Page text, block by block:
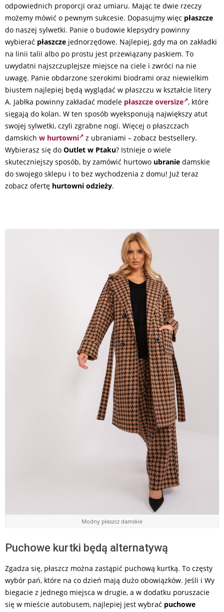
odpowiednich proporcji oraz umiaru. Mając te dwie rzeczy
możemy mówić o pewnym sukcesie. Dopasujmy więc płaszcze
do naszej sylwetki. Panie o budowie klepsydry powinny
wybierać płaszcze jednorzędowe. Najlepiej, gdy ma on zakładki
na linii talii albo po prostu jest przewiązany paskiem. To
uwydatni najszczuplejsze miejsce na ciele i zwróci na nie
uwagę. Panie obdarzone szerokimi biodrami oraz niewielkim
biustem najlepiej będą wyglądać w płaszczu w kształcie litery
A. Jabłka powinny zakładać modele płaszcze oversize , które
sięgają do kolan. W ten sposób wyeksponują największy atut
swojej sylwetki, czyli zgrabne nogi. Więcej o płaszczach
damskich w hurtowni
z ubraniami – zobacz bestsellery.
Wybierasz się do Outlet w Ptaku? Istnieje o wiele
skuteczniejszy sposób, by zamówić hurtowo ubranie damskie
do swojego sklepu i to bez wychodzenia z domu! Już teraz
zobacz ofertę hurtowni odzieży.
Modny płaszcz damskie
Puchowe kurtki będą alternatywą
Zgadza się, płaszcz można zastąpić puchową kurtką. To częsty
wybór pań, które na co dzień mają dużo obowiązków. Jeśli i Wy
biegacie z jednego miejsca w drugie, a w dodatku poruszacie
się w mieście autobusem, najlepiej jest wybrać puchowe